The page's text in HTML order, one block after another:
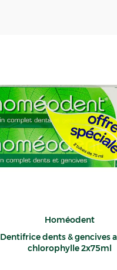
Homéodent
Dentifrice dents & gencives
chlorophylle 2x75ml